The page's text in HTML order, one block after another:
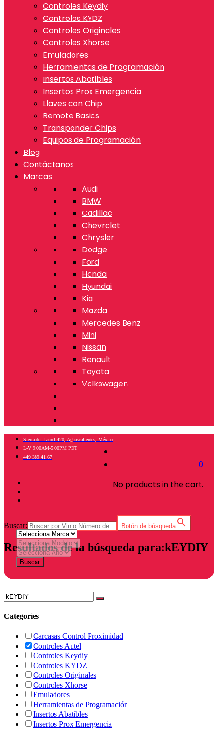
Controles Keydiy
Controles KYDZ
Controles Originales
Controles Xhorse
Emuladores
Herramientas de Programación
Insertos Abatibles
Insertos Prox Emergencia
Llaves con Chip
Remote Basics
Transponder Chips
Equipos de Programación
Blog
Contáctanos
Marcas
Audi
BMW
Cadillac
Chevrolet
Chrysler
Dodge
Ford
Honda
Hyundai
Kia
Mazda
Mercedes Benz
Mini
Nissan
Renault
Toyota
Volkswagen
0
No products in the cart.
Sierra del Laurel 420, Aguascalientes, México
L-V 9:00AM-5:00PM PDT
449 389 41 67
Buscar: Botón de búsqueda
Resultados de la búsqueda para:kEYDIY
Buscar
Categories
Carcasas Control Proximidad
Controles Autel
Controles Keydiy
Controles KYDZ
Controles Originales
Controles Xhorse
Emuladores
Herramientas de Programación
Insertos Abatibles
Insertos Prox Emergencia